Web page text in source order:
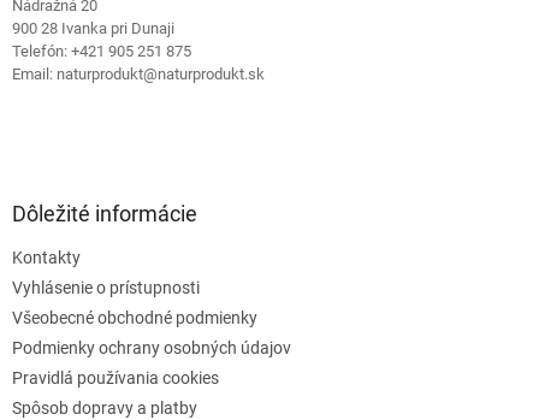
Nádražná 20
900 28 Ivanka pri Dunaji
Telefón: +421 905 251 875
Email: naturprodukt@naturprodukt.sk
Dôležité informácie
Kontakty
Vyhlásenie o prístupnosti
Všeobecné obchodné podmienky
Podmienky ochrany osobných údajov
Pravidlá používania cookies
Spôsob dopravy a platby